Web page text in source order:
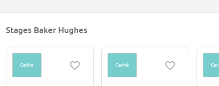
Stages Baker Hughes
Caché Caché